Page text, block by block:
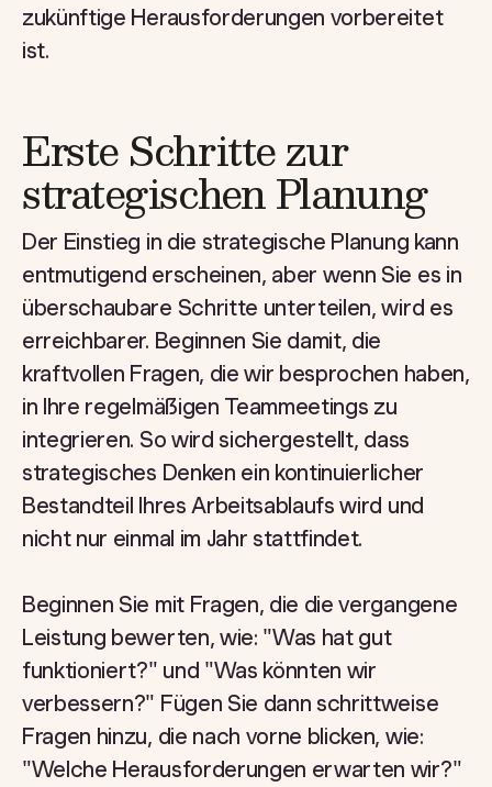
zukünftige Herausforderungen vorbereitet
ist.
Erste Schritte zur
strategischen Planung
Der Einstieg in die strategische Planung kann
entmutigend erscheinen, aber wenn Sie es in
überschaubare Schritte unterteilen, wird es
erreichbarer. Beginnen Sie damit, die
kraftvollen Fragen, die wir besprochen haben,
in Ihre regelmäßigen Teammeetings zu
integrieren. So wird sichergestellt, dass
strategisches Denken ein kontinuierlicher
Bestandteil Ihres Arbeitsablaufs wird und
nicht nur einmal im Jahr stattfindet.
Beginnen Sie mit Fragen, die die vergangene
Leistung bewerten, wie: "Was hat gut
funktioniert?" und "Was könnten wir
verbessern?" Fügen Sie dann schrittweise
Fragen hinzu, die nach vorne blicken, wie:
"Welche Herausforderungen erwarten wir?"